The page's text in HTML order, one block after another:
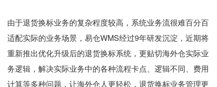
由于退货换标业务的复杂程度较高，系统业务流很难百分百
适配实际的业务场景，易仓WMS经过9年研发沉淀，近期将
重新推出优化升级后的退货换标系统，更贴切海外仓实际业
务逻辑，解决实际业务中的各种流程卡点、逻辑不同、费用
计算等多种问题，让海外仓人更轻松，退货换标业务管理更